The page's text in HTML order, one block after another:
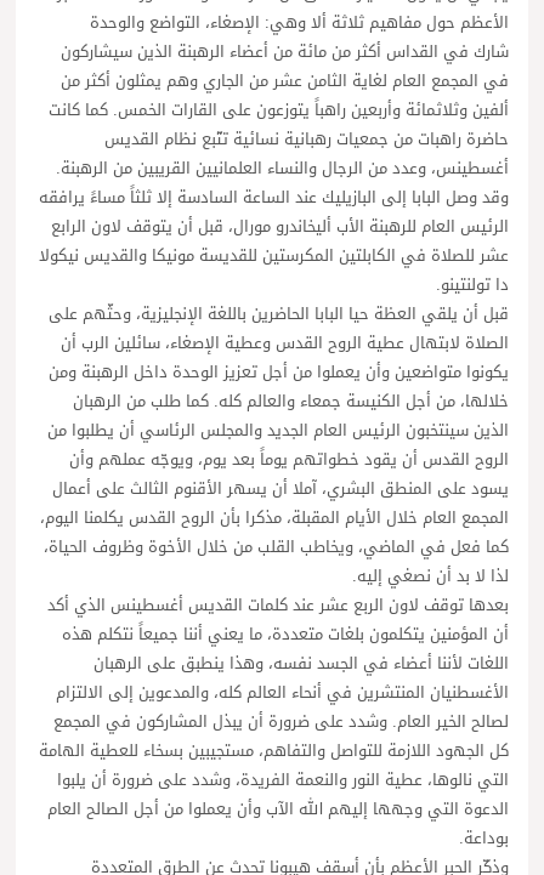
الأعظم حول مفاهيم ثلاثة ألا وهي: الإصغاء، التواضع والوحدة
شارك في القداس أكثر من مائة من أعضاء الرهبنة الذين سيشاركون
في المجمع العام لغاية الثامن عشر من الجاري وهم يمثلون أكثر من
ألفين وثلاثمائة وأربعين راهباً يتوزعون على القارات الخمس. كما كانت
حاضرة راهبات من جمعيات رهبانية نسائية تتّبع نظام القديس
أغسطينس، وعدد من الرجال والنساء العلمانيين القريبين من الرهبنة.
وقد وصل البابا إلى البازيليك عند الساعة السادسة إلا ثلثاً مساءً يرافقه
الرئيس العام للرهبنة الأب أليخاندرو مورال، قبل أن يتوقف لاون الرابع
عشر للصلاة في الكابلتين المكرستين للقديسة مونيكا والقديس نيكولا
دا تولنتينو.
قبل أن يلقي العظة حيا البابا الحاضرين باللغة الإنجليزية، وحثّهم على
الصلاة لابتهال عطية الروح القدس وعطية الإصغاء، سائلين الرب أن
يكونوا متواضعين وأن يعملوا من أجل تعزيز الوحدة داخل الرهبنة ومن
خلالها، من أجل الكنيسة جمعاء والعالم كله. كما طلب من الرهبان
الذين سينتخبون الرئيس العام الجديد والمجلس الرئاسي أن يطلبوا من
الروح القدس أن يقود خطواتهم يوماً بعد يوم، ويوجّه عملهم وأن
يسود على المنطق البشري، آملا أن يسهر الأقنوم الثالث على أعمال
المجمع العام خلال الأيام المقبلة، مذكرا بأن الروح القدس يكلمنا اليوم،
كما فعل في الماضي، ويخاطب القلب من خلال الأخوة وظروف الحياة،
لذا لا بد أن نصغي إليه.
بعدها توقف لاون الربع عشر عند كلمات القديس أغسطينس الذي أكد
أن المؤمنين يتكلمون بلغات متعددة، ما يعني أننا جميعاً نتكلم هذه
اللغات لأننا أعضاء في الجسد نفسه، وهذا ينطبق على الرهبان
الأغسطنيان المنتشرين في أنحاء العالم كله، والمدعوين إلى الالتزام
لصالح الخير العام. وشدد على ضرورة أن يبذل المشاركون في المجمع
كل الجهود اللازمة للتواصل والتفاهم، مستجيبين بسخاء للعطية الهامة
التي نالوها، عطية النور والنعمة الفريدة، وشدد على ضرورة أن يلبوا
الدعوة التي وجهها إليهم الله الآب وأن يعملوا من أجل الصالح العام
بوداعة.
وذكّر الحبر الأعظم بأن أسقف هيبونا تحدث عن الطرق المتعددة